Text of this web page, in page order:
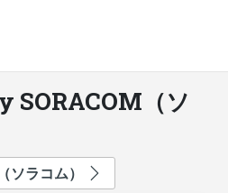
SORACOM（ソ
ソラコム）